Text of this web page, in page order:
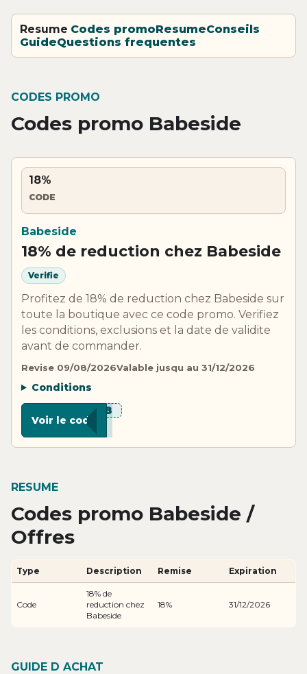
Resume Codes promoResumeConseils
GuideQuestions frequentes
CODES PROMO
Codes promo Babeside
18%
CODE
Babeside
18% de reduction chez Babeside
Verifie
Profitez de 18% de reduction chez Babeside sur
toute la boutique avec ce code promo. Verifiez
les conditions, exclusions et la date de validite
avant de commander.
Revise 09/08/2026Valable jusqu au 31/12/2026
Conditions
***F18
Voir le code
RESUME
Codes promo Babeside /
Offres
Type Description Remise Expiration
Code
18% de
reduction chez
Babeside
18% 31/12/2026
GUIDE D ACHAT